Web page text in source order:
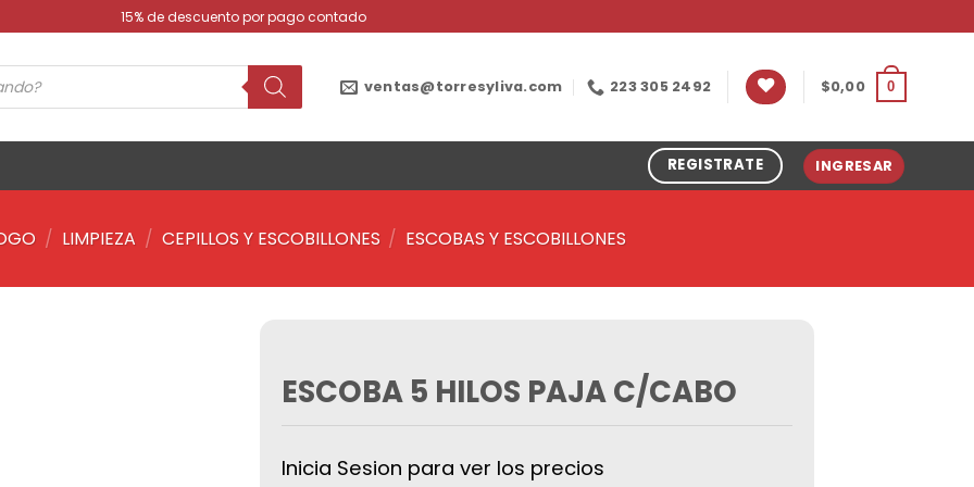
15% de descuento por pago contado
ventas@torresyliva.com 223 305 2492 $0,00 0
REGISTRATE INGRESAR
/ LIMPIEZA / CEPILLOS Y ESCOBILLONES / ESCOBAS Y ESCOBILLONES
ESCOBA 5 HILOS PAJA C/CABO
Inicia Sesion para ver los precios